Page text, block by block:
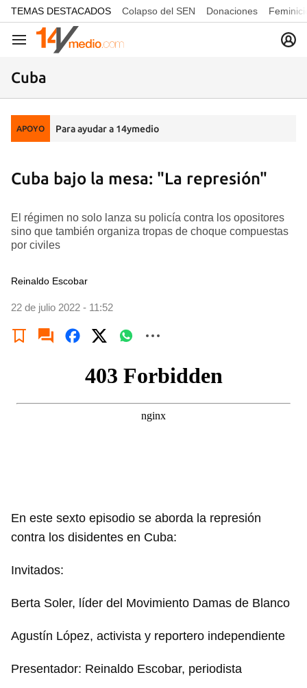
common.go-to-content
TEMAS DESTACADOS Colapso del SEN Donaciones
Navegación
Cuba
APOYO Para ayudar a 14ymedio
Cuba bajo la mesa: "La represión"
El régimen no solo lanza su policía contra los opositores
sino que también organiza tropas de choque compuestas
por civiles
Reinaldo Escobar
22 de julio 2022 - 11:52
En este sexto episodio se aborda la represión
contra los disidentes en Cuba:
Invitados:
Berta Soler, líder del Movimiento Damas de Blanco
Agustín López, activista y reportero independiente
Presentador: Reinaldo Escobar, periodista